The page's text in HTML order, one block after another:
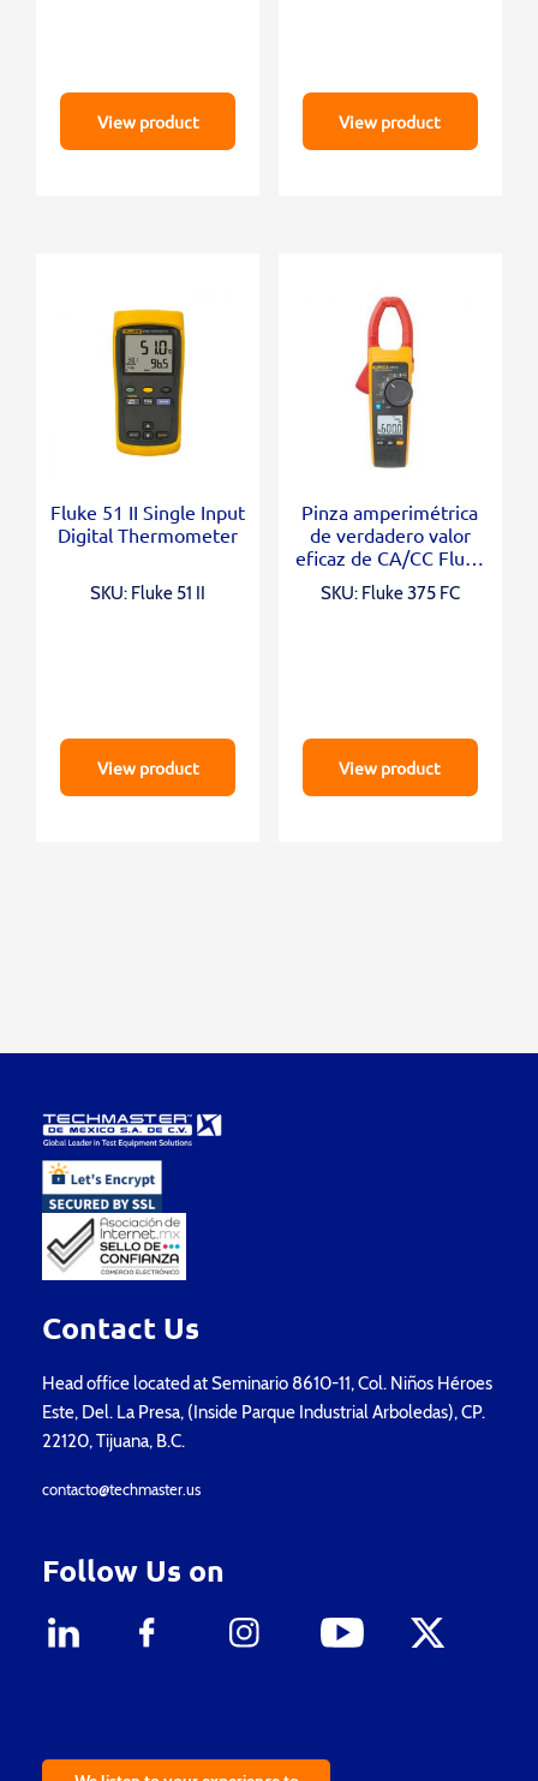
View product View product
Fluke 51 II Single Input
Digital Thermometer
SKU: Fluke 51 II
View product
Pinza amperimétrica
de verdadero valor
eficaz de CA/CC Fluke
375 FC
SKU: Fluke 375 FC
View product
Contact Us
Head office located at Seminario 8610-11, Col. Niños Héroes
Este, Del. La Presa, (Inside Parque Industrial Arboledas), CP.
22120, Tijuana, B.C.
contacto@techmaster.us
Follow Us on